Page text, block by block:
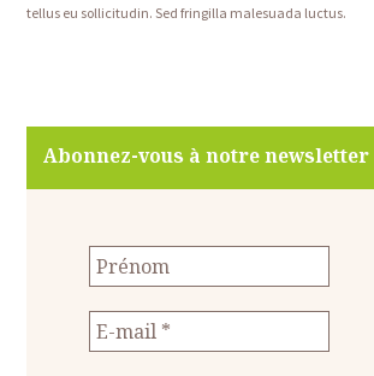
tellus eu sollicitudin. Sed fringilla malesuada luctus.
Abonnez-vous à notre newsletter